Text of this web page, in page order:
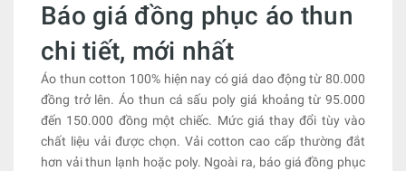
Báo giá đồng phục áo thun
chi tiết, mới nhất
Áo thun cotton 100% hiện nay có giá dao động từ 80.000
đồng trở lên. Áo thun cá sấu poly giá khoảng từ 95.000
đến 150.000 đồng một chiếc. Mức giá thay đổi tùy vào
chất liệu vải được chọn. Vải cotton cao cấp thường đắt
hơn vải thun lạnh hoặc poly. Ngoài ra, báo giá đồng phục